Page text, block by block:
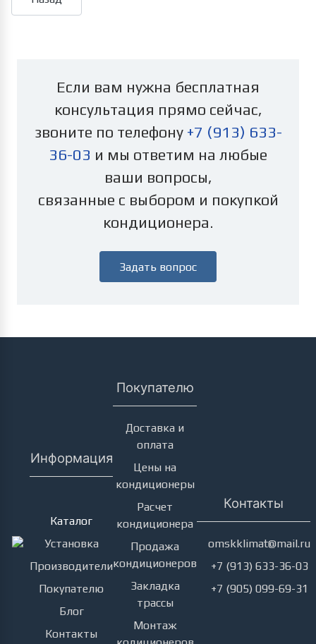
Если вам нужна бесплатная
консультация прямо сейчас,
звоните по телефону +7 (913) 633-
36-03 и мы ответим на любые
ваши вопросы,
связанные с выбором и покупкой
кондиционера.
Задать вопрос
Информация
Каталог
Установка
Производители
Покупателю
Блог
Контакты
Покупателю
Доставка и
оплата
Цены на
кондиционеры
Расчет
кондиционера
Продажа
кондиционеров
Закладка
трассы
Монтаж
Контакты
omskklimat@mail.ru
+7 (913) 633-36-03
+7 (905) 099-69-31